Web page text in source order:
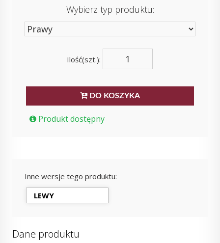
Wybierz typ produktu:
Ilość(szt.):
DO KOSZYKA
Produkt dostępny
Inne wersje tego produktu:
LEWY
Dane produktu